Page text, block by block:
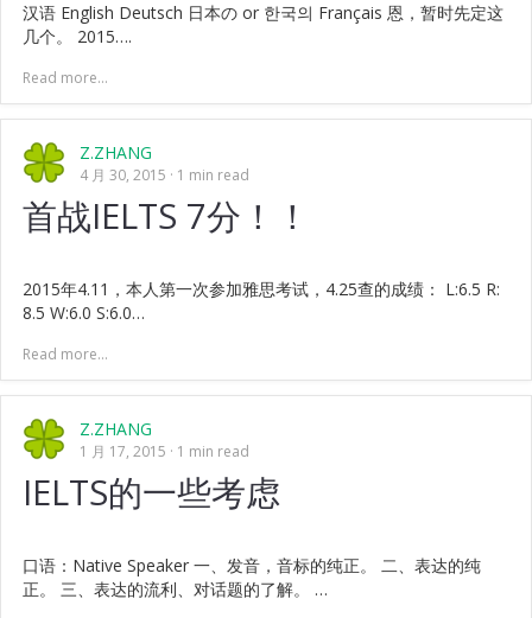
汉语 English Deutsch 日本の or 한국의 Français 恩，暂时先定这
几个。 2015….
Read more...
Z.ZHANG
4 月 30, 2015 1 min read
首战IELTS 7分！！
2015年4.11，本人第一次参加雅思考试，4.25查的成绩： L:6.5 R:
8.5 W:6.0 S:6.0…
Read more...
Z.ZHANG
1 月 17, 2015 1 min read
IELTS的一些考虑
口语：Native Speaker 一、发音，音标的纯正。 二、表达的纯
正。 三、表达的流利、对话题的了解。 …